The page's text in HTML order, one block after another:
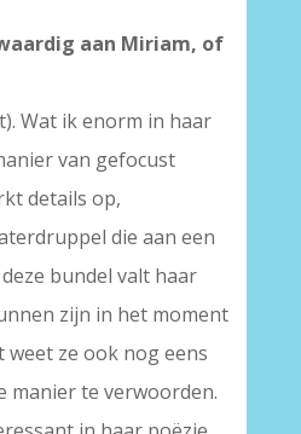
aan Miriam, of
Wat ik enorm in haar
van gefocust
details op,
die aan een
bundel valt haar
zijn in het moment
weet ze ook nog eens
manier te verwoorden.